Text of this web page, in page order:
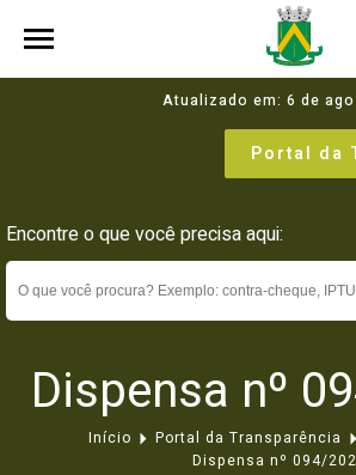
Atualizado em: 6 de
Portal da
Encontre o que você precisa aqui:
Dispensa nº
Início Portal da Transparência
Dispensa nº 094/